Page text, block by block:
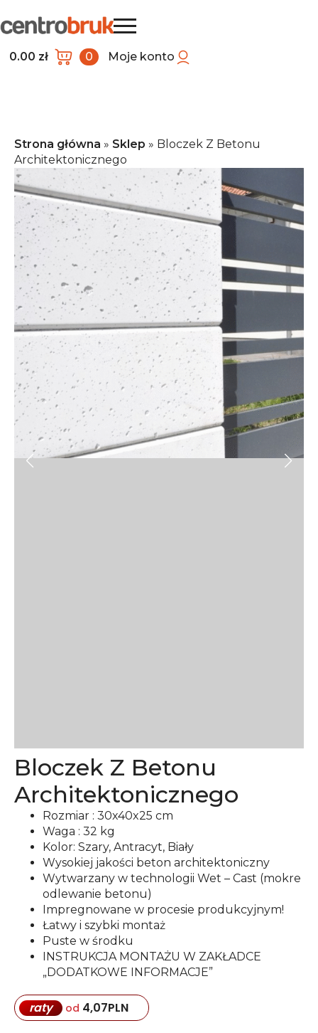
Moje konto
0.00 zł 0
Strona główna » Sklep » Bloczek Z Betonu
Architektonicznego
Bloczek Z Betonu
Architektonicznego
Rozmiar : 30x40x25 cm
Waga : 32 kg
Kolor: Szary, Antracyt, Biały
Wysokiej jakości beton architektoniczny
Wytwarzany w technologii Wet – Cast (mokre
odlewanie betonu)
Impregnowane w procesie produkcyjnym!
Łatwy i szybki montaż
Puste w środku
INSTRUKCJA MONTAŻU W ZAKŁADCE
„DODATKOWE INFORMACJE”
raty od 4,07PLN